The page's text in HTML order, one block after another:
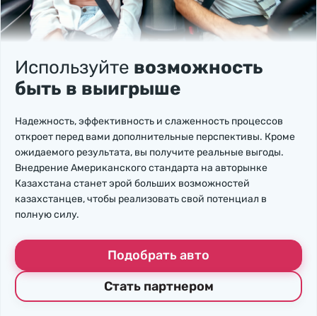
Используйте возможность
быть в выигрыше
Надежность, эффективность и слаженность процессов
откроет перед вами дополнительные перспективы. Кроме
ожидаемого результата, вы получите реальные выгоды.
Внедрение Американского стандарта на авторынке
Казахстана станет эрой больших возможностей
казахстанцев, чтобы реализовать свой потенциал в
полную силу.
Подобрать авто
Стать партнером